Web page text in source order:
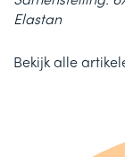
Elastan
Bekijk alle